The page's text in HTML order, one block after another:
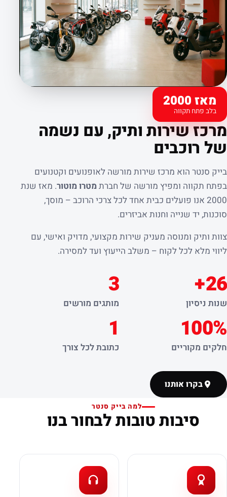
מאז 2000
בלב פתח תקווה
קצת עלינו
מרכז שירות ותיק, עם נשמה
של רוכבים
בייק סנטר הוא מרכז שירות מורשה לאופנועים וקטנועים
בפתח תקווה ומפיץ מורשה של חברת מטרו מוטור. מאז שנת
2000 אנו פועלים כבית אחד לכל צרכי הרוכב – מוסך,
סוכנות, יד שנייה וחנות אביזרים.
צוות ותיק ומנוסה מעניק שירות מקצועי, מדויק ואישי, עם
ליווי מלא לכל לקוח – משלב הייעוץ ועד למסירה.
26+
שנות ניסיון
3
מותגים מורשים
100%
חלקים מקוריים
1
כתובת לכל צורך
בקרו אותנו
למה בייק סנטר
סיבות טובות לבחור בנו